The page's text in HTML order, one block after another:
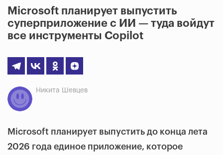
Microsoft планирует выпустить
суперприложение с ИИ — туда войдут
все инструменты Copilot
Никита Шевцев
Microsoft планирует выпустить до конца лета
2026 года единое приложение, которое